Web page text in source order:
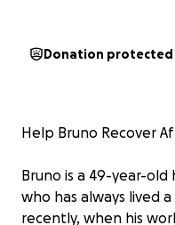
Donation protected
Help Bruno Recover
Bruno is a 49-year-
who has always lived
recently, when his